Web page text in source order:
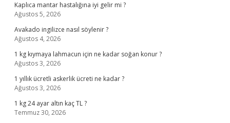
Kaplıca mantar hastalığına iyi gelir mi ?
Ağustos 5, 2026
Avakado ingilizce nasıl söylenir ?
Ağustos 4, 2026
1 kg kıymaya lahmacun için ne kadar soğan konur ?
Ağustos 3, 2026
1 yıllık ücretli askerlik ücreti ne kadar ?
Ağustos 3, 2026
1 kg 24 ayar altın kaç TL ?
Temmuz 30, 2026